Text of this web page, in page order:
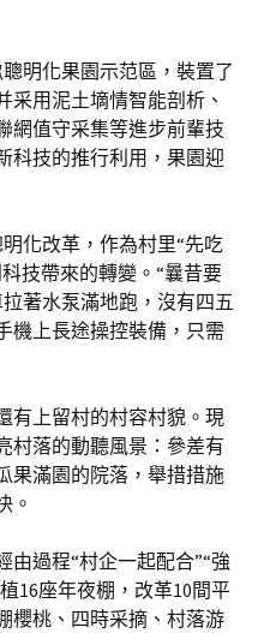
明化果園示范區，裝置了
采用泥土墑情智能剖析、
網值守采集等進步前輩技
科技的推行利用，果園迎
化改革，作為村里“先吃
技帶來的轉變。“曩昔要
著水泵滿地跑，沒有四五
機上長途操控裝備，只需
有上留村的村容村貌。現
村落的動聽風景：參差有
果滿園的院落，舉措措施
。
過程“村企一起配合”“強
16座年夜棚，改革10間平
櫻桃、四時采摘、村落游